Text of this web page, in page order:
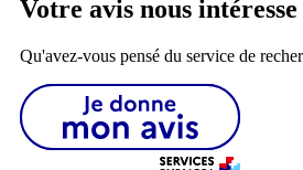
Votre avis nous intéresse
Qu'avez-vous pensé du service de